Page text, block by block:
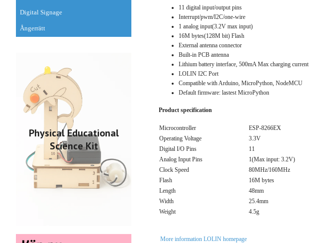
Digital Signage
Ångerrätt
Physical Educational
Science Kit
11 digital input/output pins
Interrupt/pwm/I2C/one-wire
1 analog input(3.2V max input)
16M bytes(128M bit) Flash
External antenna connector
Built-in PCB antenna
Lithium battery interface, 500mA Max charging current
LOLIN I2C Port
Compatible with Arduino, MicroPython, NodeMCU
Default firmware: lastest MicroPython
Product specification
Microcontroller
ESP-8266EX
Operating Voltage
3.3V
Digital I/O Pins
11
Analog Input Pins
1(Max input: 3.2V)
Clock Speed
80MHz/160MHz
Flash
16M bytes
Length
48mm
Width
25.4mm
Weight
4.5g
More information LOLIN homepage